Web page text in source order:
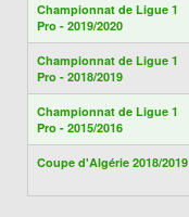
Championnat de Ligue 1
Pro - 2019/2020
Championnat de Ligue 1
Pro - 2018/2019
Championnat de Ligue 1
Pro - 2015/2016
Coupe d'Algérie 2018/2019